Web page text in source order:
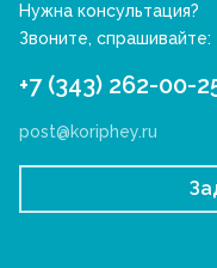
Нужна консультация?
Звоните, спрашивайте:
+7 (343) 262-00-
post@koriphey.ru